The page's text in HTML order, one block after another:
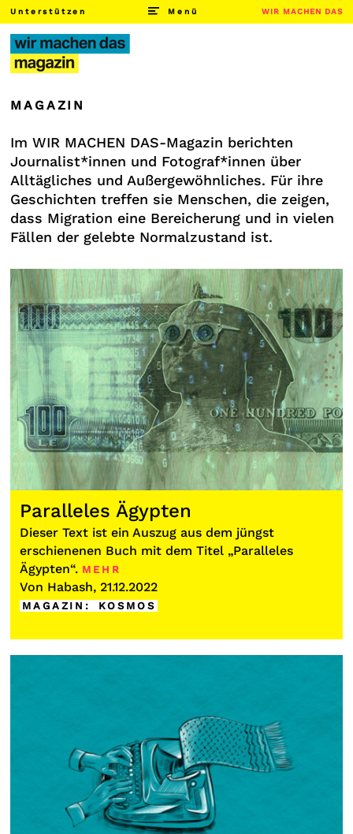
Unterstützen Menü WIR MACHEN DAS
MAGAZIN
Im WIR MACHEN DAS-Magazin berichten
Journalist*innen und Fotograf*innen über
Alltägliches und Außergewöhnliches. Für ihre
Geschichten treffen sie Menschen, die zeigen,
dass Migration eine Bereicherung und in vielen
Fällen der gelebte Normalzustand ist.
Paralleles Ägypten
Dieser Text ist ein Auszug aus dem jüngst
erschienenen Buch mit dem Titel „Paralleles
Ägypten“. MEHR
Von Habash, 21.12.2022
MAGAZIN : KOSMOS